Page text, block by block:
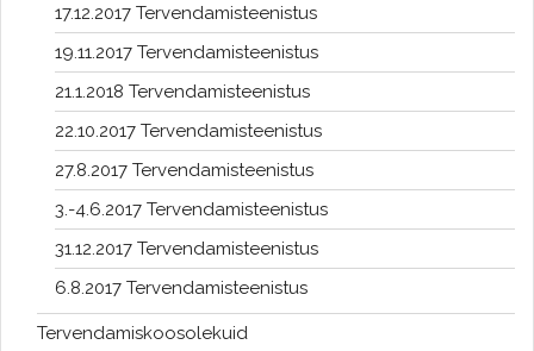
17.12.2017 Tervendamisteenistus
19.11.2017 Tervendamisteenistus
21.1.2018 Tervendamisteenistus
22.10.2017 Tervendamisteenistus
27.8.2017 Tervendamisteenistus
3.-4.6.2017 Tervendamisteenistus
31.12.2017 Tervendamisteenistus
6.8.2017 Tervendamisteenistus
Tervendamiskoosolekuid